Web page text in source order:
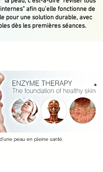
afin qu'elle fonctionne de
pour une solution durable, avec
dès les premières séances.
*
peau en pleine santé.